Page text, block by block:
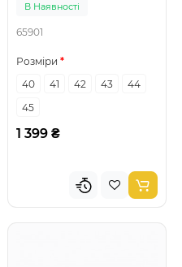
В Наявності
65901
Розміри
40
41 42 43
44
45
1 399 ₴